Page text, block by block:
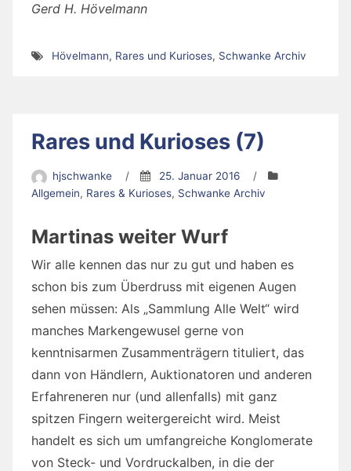
Gerd H. Hövelmann
Hövelmann, Rares und Kurioses, Schwanke Archiv
Rares und Kurioses (7)
hjschwanke / 25. Januar 2016
/
Allgemein, Rares & Kurioses, Schwanke Archiv
Martinas weiter Wurf
Wir alle kennen das nur zu gut und haben es
schon bis zum Überdruss mit eigenen Augen
sehen müssen: Als „Sammlung Alle Welt“ wird
manches Markengewusel gerne von
kenntnisarmen Zusammenträgern tituliert, das
dann von Händlern, Auktionatoren und anderen
Erfahreneren nur (und allenfalls) mit ganz
spitzen Fingern weitergereicht wird. Meist
handelt es sich um umfangreiche Konglomerate
von Steck- und Vordruckalben, in die der